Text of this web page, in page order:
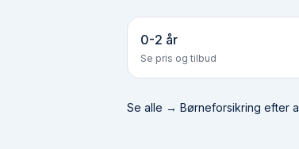
0-2 år
Se pris og tilbud
Se alle → Børneforsikring efter